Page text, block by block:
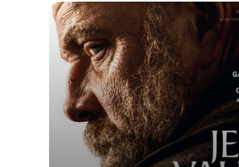
Réalisé par Joséphine
Voir la fiche du film